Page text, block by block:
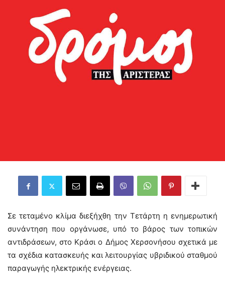
Σε τεταμένο κλίμα διεξήχθη την Τετάρτη η ενημερωτική
συνάντηση που οργάνωσε, υπό το βάρος των τοπικών
αντιδράσεων, στο Κράσι ο Δήμος Χερσονήσου σχετικά με
τα σχέδια κατασκευής και λειτουργίας υβριδικού σταθμού
παραγωγής ηλεκτρικής ενέργειας.